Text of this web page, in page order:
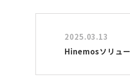
2025.03.13
Hinemosソリュ